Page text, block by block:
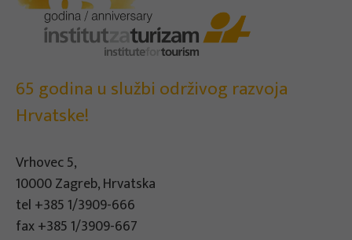
65 godina u službi održivog razvoja
Hrvatske!
Vrhovec 5,
10000 Zagreb, Hrvatska
tel +385 1/3909-666
fax +385 1/3909-667